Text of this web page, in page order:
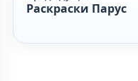
Раскраски Парус